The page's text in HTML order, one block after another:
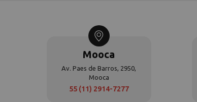
Mooca
Av. Paes de Barros, 2950,
Mooca
55 (11) 2914-7277